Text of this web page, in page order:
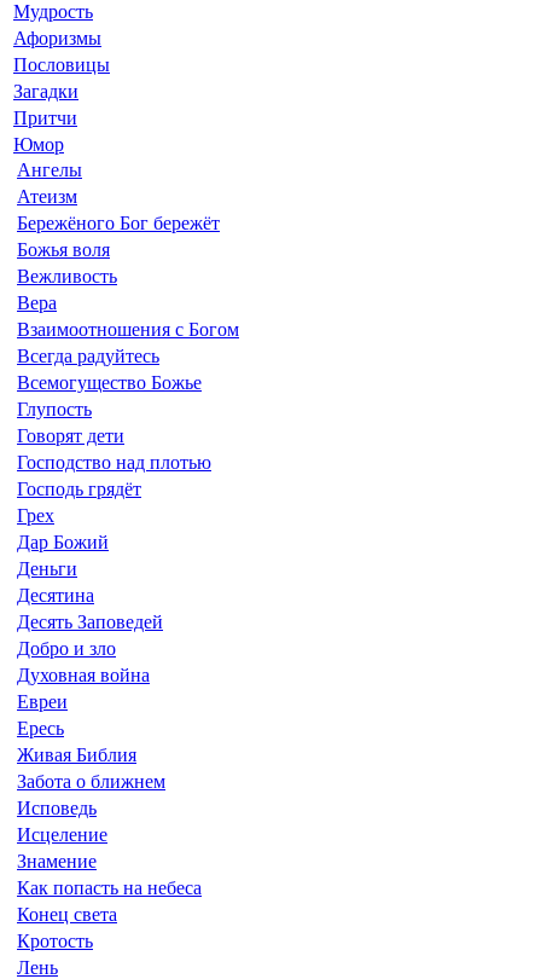
Мудрость
Афоризмы
Пословицы
Загадки
Притчи
Юмор
Ангелы
Атеизм
Бережёного Бог бережёт
Божья воля
Вежливость
Вера
Взаимоотношения с Богом
Всегда радуйтесь
Всемогущество Божье
Глупость
Говорят дети
Господство над плотью
Господь грядёт
Грех
Дар Божий
Деньги
Десятина
Десять Заповедей
Добро и зло
Духовная война
Евреи
Ересь
Живая Библия
Забота о ближнем
Исповедь
Исцеление
Знамение
Как попасть на небеса
Конец света
Кротость
Лень